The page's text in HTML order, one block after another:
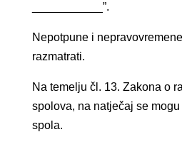
___________”.
Nepotpune i
razmatrati.
Na temelju čl. 13. Zakona o
spolova, na natječaj se
spola.